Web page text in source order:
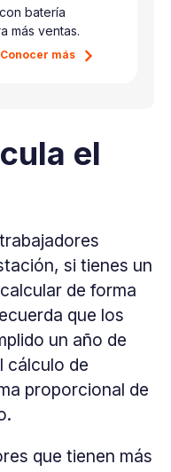
batería
más ventas.
Conocer más
el
si tienes un
de forma
que los
un año de
cálculo de
proporcional de
que tienen más